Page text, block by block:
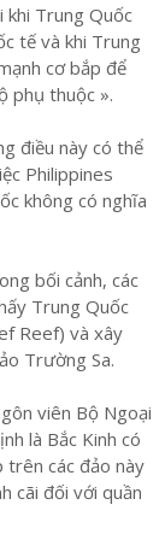
khi Trung Quốc
tế và khi Trung
cơ bắp để
phụ thuộc ».
điều này có thể
Philippines
không có nghĩa
bối cảnh, các
Trung Quốc
Reef) và xây
Trường Sa.
viên Bộ Ngoại
là Bắc Kinh có
trên các đảo này
cãi đối với quần